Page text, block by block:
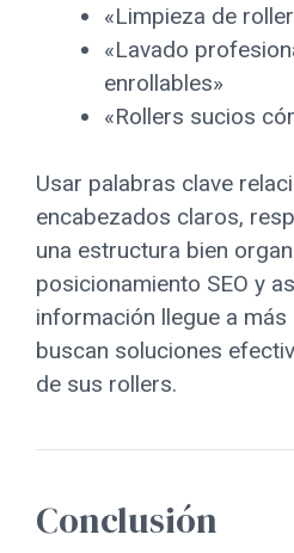
«Limpieza de
«Lavado
enrollables»
«Rollers sucios
Usar palabras clave
encabezados claros,
una estructura bien
posicionamiento SEO y
información llegue a
buscan soluciones
de sus rollers.
Conclusión